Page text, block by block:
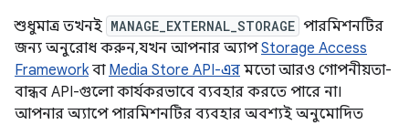
শুধুমাত্র তখনই MANAGE_EXTERNAL_STORAGE পারমিশনটির
জন্য অনুরোধ করুন, যখন আপনার অ্যাপStorage Access
Frameworkবা Media Store API-এর মতো আরও গোপনীয়তা-
বান্ধব API-গুলো কার্যকরভাবে ব্যবহার করতে পারে না।
আপনার অ্যাপে পারমিশনটির ব্যবহার অবশ্যই অনুমোদিত